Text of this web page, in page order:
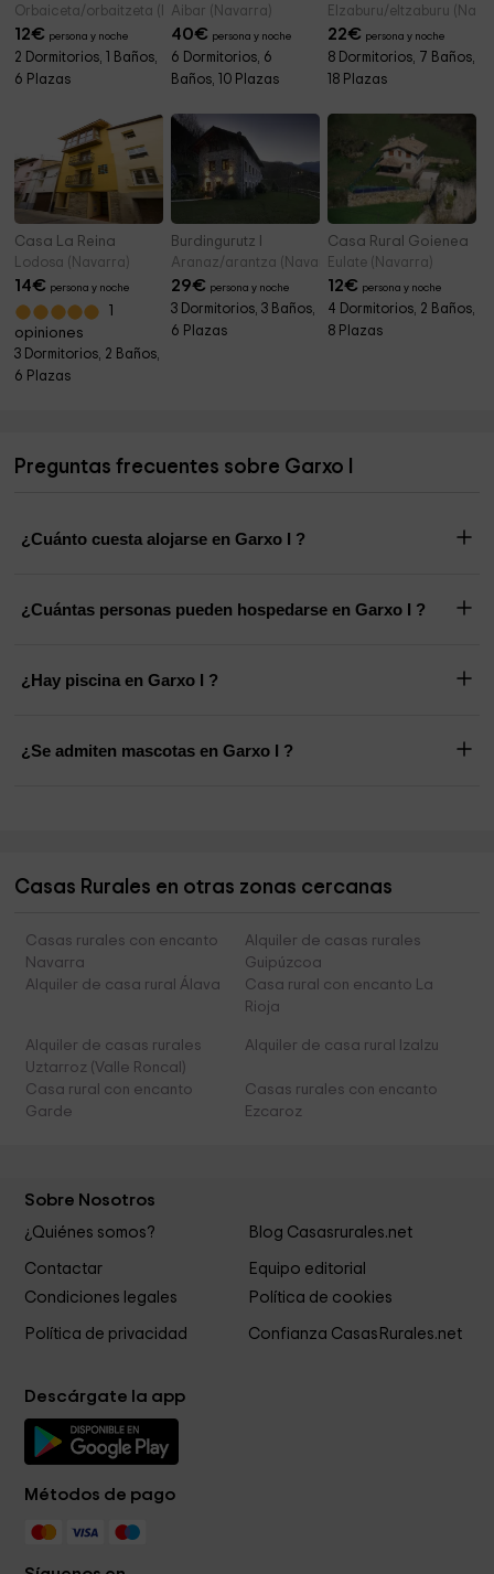
Orbaiceta/orbaitzeta (Navarra)
12€ persona y noche
2 Dormitorios, 1 Baños,
6 Plazas
Aibar (Navarra)
40€ persona y noche
6 Dormitorios, 6
Baños, 10 Plazas
Elzaburu/eltzaburu
22€ persona y noche
8 Dormitorios, 7 Baños,
18 Plazas
Casa La Reina
Lodosa (Navarra)
14€ persona y noche
opiniones
3 Dormitorios, 2 Baños,
6 Plazas
Burdingurutz I
Aranaz/arantza (Navarra)
29€ persona y noche
3 Dormitorios, 3 Baños,
6 Plazas
Casa Rural Goienea
Eulate (Navarra)
12€ persona y noche
4 Dormitorios, 2 Baños,
8 Plazas
Preguntas frecuentes sobre Garxo I
¿Cuánto cuesta alojarse en Garxo I ?
¿Cuántas personas pueden hospedarse en Garxo I ?
¿Hay piscina en Garxo I ?
¿Se admiten mascotas en Garxo I ?
Casas Rurales en otras zonas cercanas
Casas rurales con encanto
Navarra
Alquiler de casas rurales
Guipúzcoa
Alquiler de casa rural Álava
Casa rural con encanto La
Rioja
Alquiler de casas rurales
Uztarroz (Valle Roncal)
Alquiler de casa rural Izalzu
Casa rural con encanto
Garde
Casas rurales con encanto
Ezcaroz
Sobre Nosotros
¿Quiénes somos? Blog Casasrurales.net
Contactar
Equipo editorial
Condiciones legales
Política de cookies
Política de privacidad Confianza CasasRurales.net
Descárgate la app
Métodos de pago